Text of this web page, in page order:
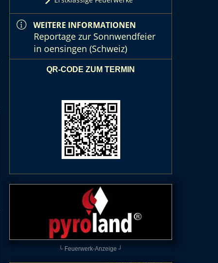
WEITERE INFORMATIONEN
Reportage zur Sonnwendfeier
in oensingen (Schweiz)
QR-CODE ZUM TERMIN
└ Feuerwerk-Anzeige ┘